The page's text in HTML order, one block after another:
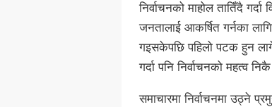
निर्वाचनको माहोल तातिँदै
जनतालाई आकर्षित गर्नका
गइसकेपछि पहिलो पटक हुन
गर्दा पनि निर्वाचनको महत्व
समाचारमा निर्वाचनमा उठ्ने